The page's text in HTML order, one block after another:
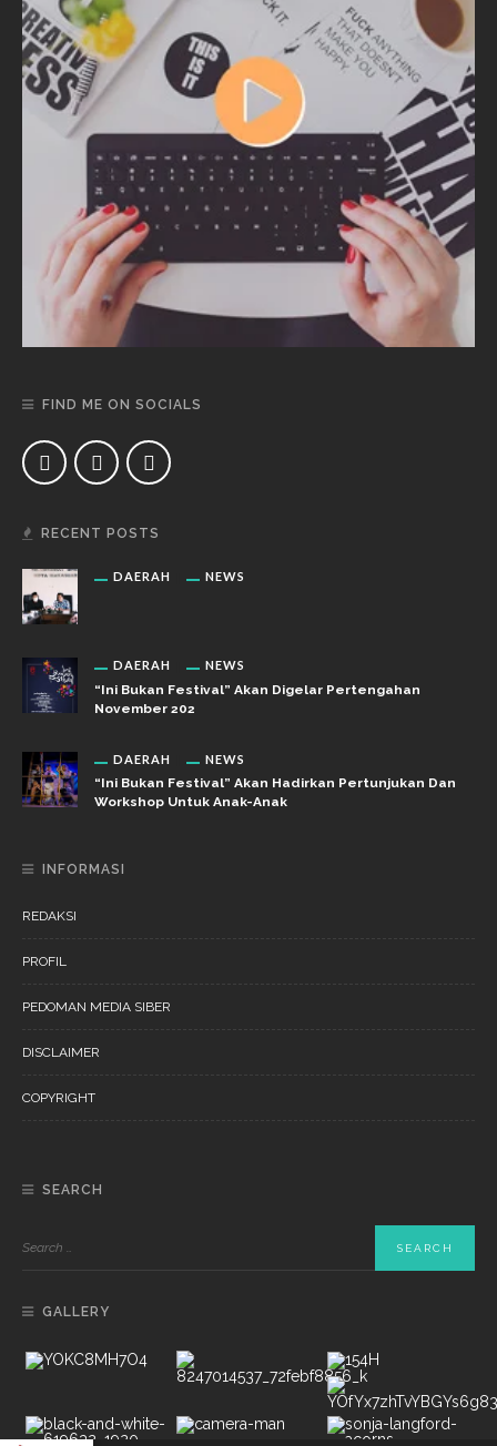
FIND ME ON SOCIALS
RECENT POSTS
DAERAH NEWS
DAERAH NEWS
“Ini Bukan Festival” Akan Digelar Pertengahan
November 202
DAERAH NEWS
“Ini Bukan Festival” Akan Hadirkan Pertunjukan Dan
Workshop Untuk Anak-Anak
INFORMASI
REDAKSI
PROFIL
PEDOMAN MEDIA SIBER
DISCLAIMER
COPYRIGHT
SEARCH
GALLERY